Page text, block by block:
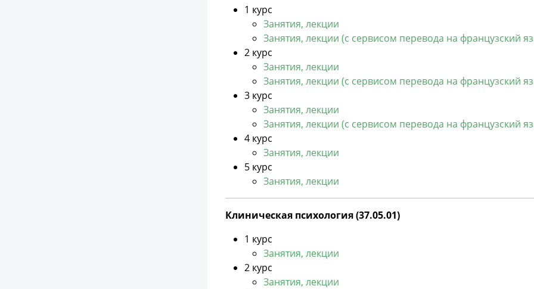
1 курс
Занятия, лекции
Занятия, лекции (с сервисом перевода на французский
2 курс
Занятия, лекции
Занятия, лекции (с сервисом перевода на французский
3 курс
Занятия, лекции
Занятия, лекции (с сервисом перевода на французский
4 курс
Занятия, лекции
5 курс
Занятия, лекции
Клиническая психология (37.05.01)
1 курс
Занятия, лекции
2 курс
Занятия, лекции